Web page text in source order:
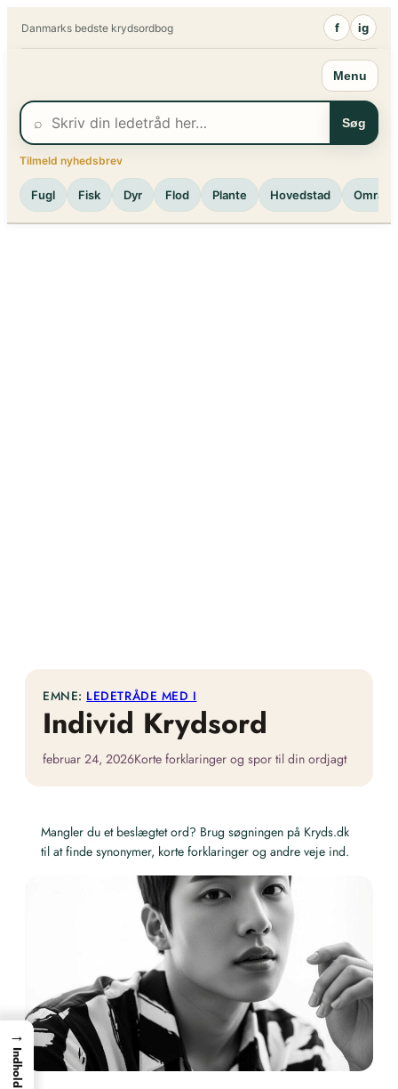
Danmarks bedste krydsordbog f ig
Menu
⌕ Søg
Tilmeld nyhedsbrev
Fugl Fisk Dyr Flod Plante Hovedstad Område
EMNE: LEDETRÅDE MED I
Individ Krydsord
februar 24, 2026Korte forklaringer og spor til din ordjagt
Mangler du et beslægtet ord? Brug søgningen på Kryds.dk
til at finde synonymer, korte forklaringer og andre veje ind.
→
Indhold